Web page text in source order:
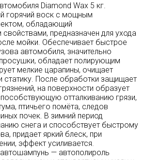
Diamond Wax 5 кг.
горячий воск с мощным
обладающий
предназначен для ухода
мойки. Обеспечивает быстрое
автомобиля, значительно
обладает полирующим
мелкие царапины, очищает
статику. После обработки защищает
на поверхности образует
отталкиванию грязи,
птичьего помёта, следов
почек. В зимний период
снега и способствует быстрому
придает яркий блеск, при
эффект усиливается.
— автополироль